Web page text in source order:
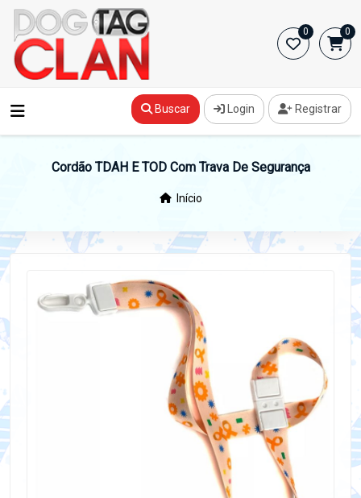
0 0
Buscar Login Registrar
Cordão TDAH E TOD Com Trava De Segurança
Início